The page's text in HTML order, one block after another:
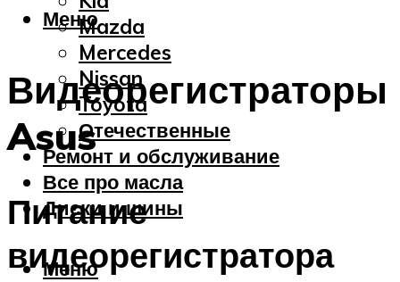
Mazda
Mercedes
Nissan
Toyota
Отечественные
Ремонт и обслуживание
Все про масла
Диски и шины
Меню
Меню
Видеорегистраторы
Asus
Питание
видеорегистратора